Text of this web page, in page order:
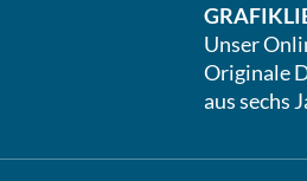
Unser
Originale
aus sechs